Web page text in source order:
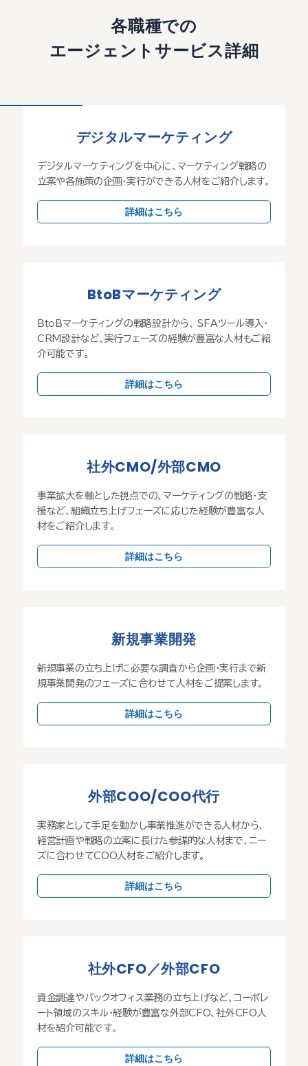
各職種での
エージェントサービス詳細
デジタルマーケティング
デジタルマーケティングを中心に、マーケティング戦略の
立案や各施策の企画・実行ができる人材をご紹介します。
詳細はこちら
BtoBマーケティング
BtoBマーケティングの戦略設計から、 SFAツール導入・
CRM設計など、実行フェーズの経験が豊富な人材もご紹
介可能です。
詳細はこちら
社外CMO/外部CMO
事業拡大を軸とした視点での、マーケティングの戦略・支
援など、組織立ち上げフェーズに応じた経験が豊富な人
材をご紹介します。
詳細はこちら
新規事業開発
新規事業の立ち上げに必要な調査から企画・実行まで新
規事業開発のフェーズに合わせて人材をご提案します。
詳細はこちら
外部COO/COO代行
実務家として手足を動かし事業推進ができる人材から、
経営計画や戦略の立案に長けた参謀的な人材まで、ニー
ズに合わせてCOO人材をご紹介します。
詳細はこちら
社外CFO／外部CFO
資金調達やバックオフィス業務の立ち上げなど、コーポレ
ート領域のスキル・経験が豊富な外部CFO、社外CFO人
材を紹介可能です。
詳細はこちら